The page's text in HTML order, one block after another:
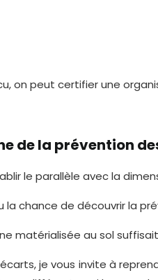
on peut certifier une
de la prévention
le parallèle avec la
la chance de découvrir la
matérialisée au sol
je vous invite à